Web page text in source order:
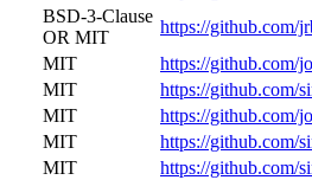
BSD-3-Clause
OR MIT
https://github.com/
MIT
https://github.com/
MIT
https://github.com/
MIT
https://github.com/
MIT
https://github.com/
MIT
https://github.com/